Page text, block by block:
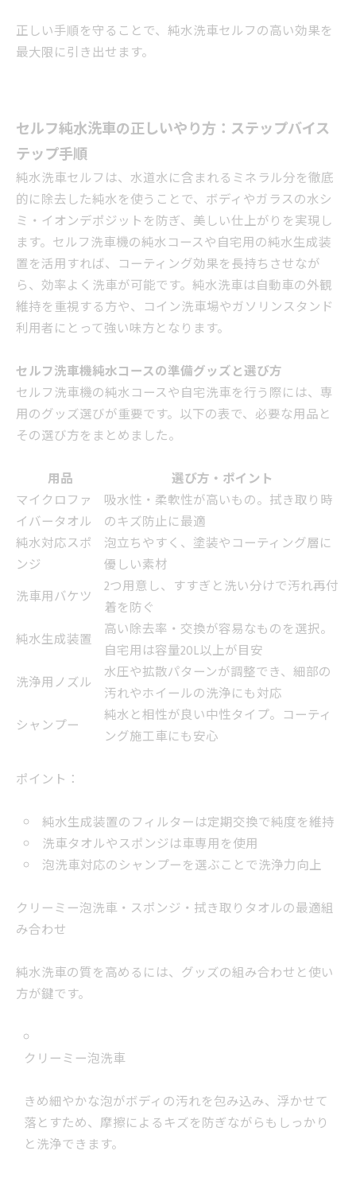
正しい手順を守ることで、純水洗車セルフの高い効果を
最大限に引き出せます。
セルフ純水洗車の正しいやり方：ステップバイス
テップ手順
純水洗車セルフは、水道水に含まれるミネラル分を徹底
的に除去した純水を使うことで、ボディやガラスの水シ
ミ・イオンデポジットを防ぎ、美しい仕上がりを実現し
ます。セルフ洗車機の純水コースや自宅用の純水生成装
置を活用すれば、コーティング効果を長持ちさせなが
ら、効率よく洗車が可能です。純水洗車は自動車の外観
維持を重視する方や、コイン洗車場やガソリンスタンド
利用者にとって強い味方となります。
セルフ洗車機純水コースの準備グッズと選び方
セルフ洗車機の純水コースや自宅洗車を行う際には、専
用のグッズ選びが重要です。以下の表で、必要な用品と
その選び方をまとめました。
用品
選び方・ポイント
マイクロファ
イバータオル
吸水性・柔軟性が高いもの。拭き取り時
のキズ防止に最適
純水対応スポ
ンジ
泡立ちやすく、塗装やコーティング層に
優しい素材
洗車用バケツ
2つ用意し、すすぎと洗い分けで汚れ再付
着を防ぐ
純水生成装置
高い除去率・交換が容易なものを選択。
自宅用は容量20L以上が目安
洗浄用ノズル
水圧や拡散パターンが調整でき、細部の
汚れやホイールの洗浄にも対応
シャンプー
純水と相性が良い中性タイプ。コーティ
ング施工車にも安心
ポイント：
純水生成装置のフィルターは定期交換で純度を維持
洗車タオルやスポンジは車専用を使用
泡洗車対応のシャンプーを選ぶことで洗浄力向上
クリーミー泡洗車・スポンジ・拭き取りタオルの最適組
み合わせ
純水洗車の質を高めるには、グッズの組み合わせと使い
方が鍵です。
クリーミー泡洗車
きめ細やかな泡がボディの汚れを包み込み、浮かせて
落とすため、摩擦によるキズを防ぎながらもしっかり
と洗浄できます。